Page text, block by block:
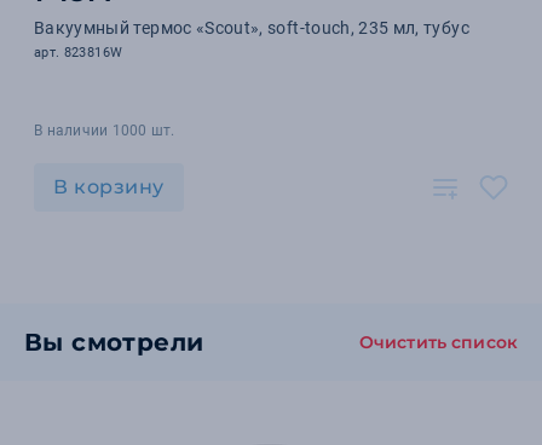
Вакуумный термос «Scout», soft-touch, 235 мл, тубус
арт. 823816W
В наличии 1000 шт.
В корзину
Вы смотрели Очистить список